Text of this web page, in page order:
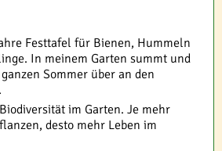
Festtafel für Bienen, Hummeln
In meinem Garten summt und
Sommer über an den
im Garten. Je mehr
desto mehr Leben im